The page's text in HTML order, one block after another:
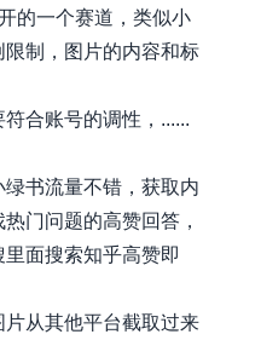
的一个赛道，类似小
制，图片的内容和标
合账号的调性，......
书流量不错，获取内
门问题的高赞回答，
面搜索知乎高赞即
从其他平台截取过来